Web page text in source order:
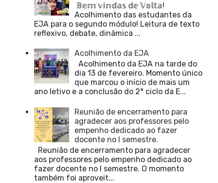
𝔹𝕖𝕞 𝕧𝕚𝕟𝕕𝕒𝕤 𝕕𝕖 𝕍𝕠𝕝𝕥𝕒!
Acolhimento das estudantes da
EJA para o segundo módulo! Leitura de texto
reflexivo, debate, dinâmica ...
Acolhimento da EJA
Acolhimento da EJA na tarde do
dia 13 de fevereiro. Momento único
que marcou o início de mais um
ano letivo e a conclusão do 2° ciclo da E...
Reunião de encerramento para
agradecer aos professores pelo
empenho dedicado ao fazer
docente no I semestre.
Reunião de encerramento para agradecer
aos professores pelo empenho dedicado ao
fazer docente no I semestre. O momento
também foi aproveit...